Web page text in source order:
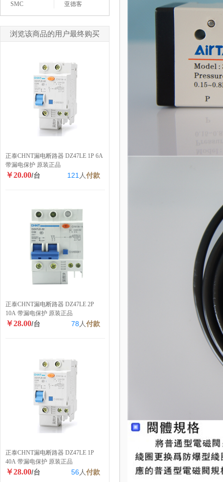
SMC 亚德客
浏览该商品的用户最终购买
正泰CHNT漏电断路器 DZ47LE 1P 6A
带漏电保护 原装正品
￥20.00/台 121 人付款
正泰CHNT漏电断路器 DZ47LE 2P
10A 带漏电保护 原装正品
￥28.00/台 78 人付款
正泰CHNT漏电断路器 DZ47LE 1P
40A 带漏电保护 原装正品
￥28.00/台 56人付款